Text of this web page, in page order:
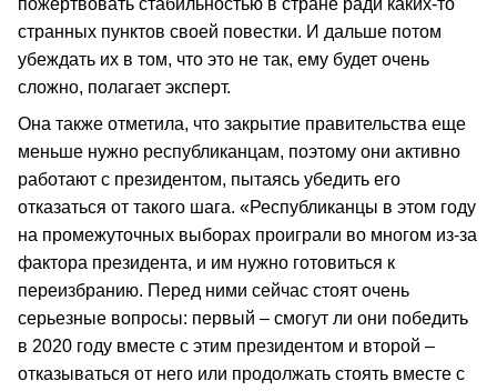
пожертвовать стабильностью в стране ради каких-то
странных пунктов своей повестки. И дальше потом
убеждать их в том, что это не так, ему будет очень
сложно, полагает эксперт.
Она также отметила, что закрытие правительства еще
меньше нужно республиканцам, поэтому они активно
работают с президентом, пытаясь убедить его
отказаться от такого шага. «Республиканцы в этом году
на промежуточных выборах проиграли во многом из-за
фактора президента, и им нужно готовиться к
переизбранию. Перед ними сейчас стоят очень
серьезные вопросы: первый – смогут ли они победить
в 2020 году вместе с этим президентом и второй –
отказываться от него или продолжать стоять вместе с